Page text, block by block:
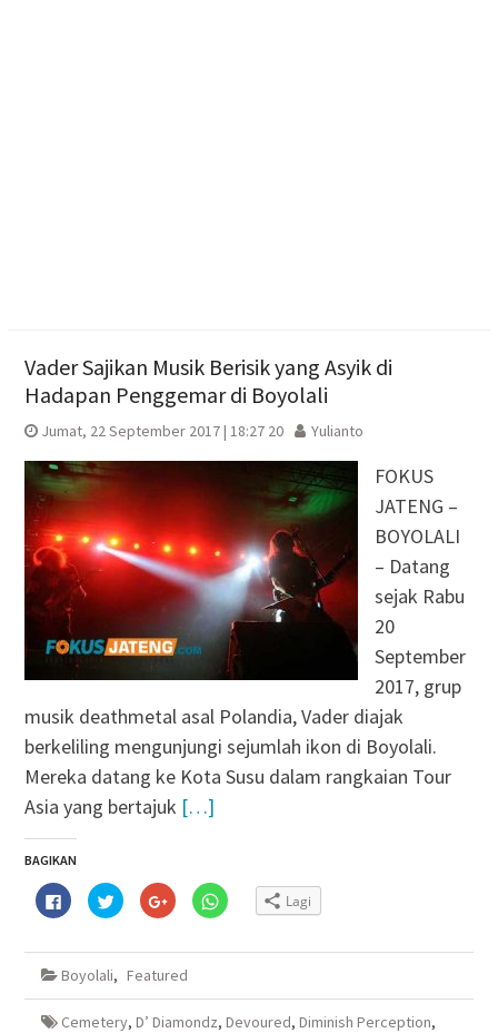
Vader Sajikan Musik Berisik yang Asyik di
Hadapan Penggemar di Boyolali
Jumat, 22 September 2017 | 18:27 20 Yulianto
FOKUS
JATENG –
BOYOLALI
– Datang
sejak Rabu
20
September
2017, grup
musik deathmetal asal Polandia, Vader diajak
berkeliling mengunjungi sejumlah ikon di Boyolali.
Mereka datang ke Kota Susu dalam rangkaian Tour
Asia yang bertajuk […]
BAGIKAN
Klik
untuk
membagikan
Facebook(Membuka
jendela
yang
baru)
Klik
untuk
berbagi
Twitter(Membuka
jendela
baru)
Klik
untuk
berbagi
Google+
di
yang
baru)
Klik
untuk
WhatsApp(Membuka
baru)
Lagi
Boyolali, Featured
Cemetery, D’ Diamondz, Devoured, Diminish Perception,